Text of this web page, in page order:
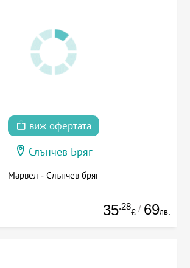
виж офертата
Слънчев Бряг
Марвел - Слънчев бряг
35.28
€ / 69лв.